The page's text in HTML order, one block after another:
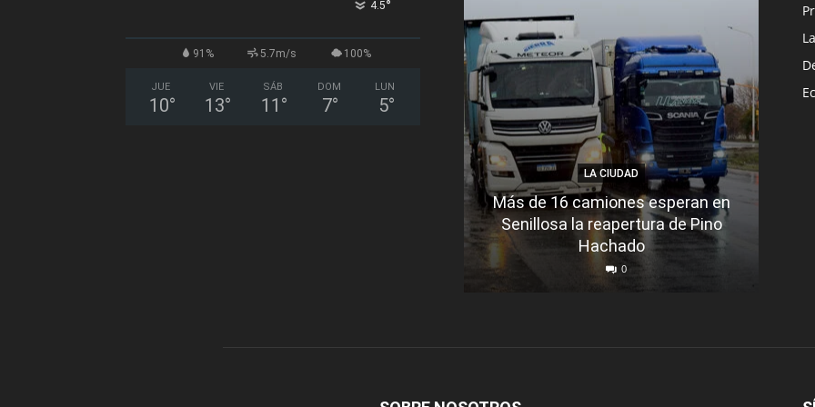
4.5°
91% 5.7m/s 100%
JUE
10°
VIE
13°
SÁB
11 °
DOM
7°
LUN
5°
LA CIUDAD
Más de 16 camiones esperan en
Senillosa la reapertura de Pino
Hachado
0